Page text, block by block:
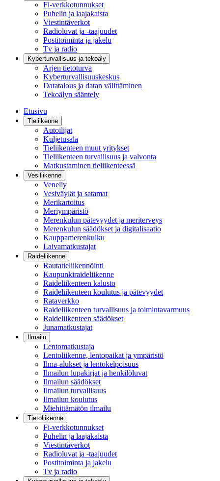
Fi-verkkotunnukset
Puhelin ja laajakaista
Viestintäverkot
Radioluvat ja -taajuudet
Postitoiminta ja jakelu
Tv ja radio
Kyberturvallisuus ja tekoäly
Arjen tietoturva
Kyberturvallisuuskeskus
Datatalous ja datan välittäminen
Tekoälyn sääntely
Etusivu
Tieliikenne
Autoilijat
Kuljetusala
Tieliikenteen muut yritykset
Tieliikenteen turvallisuus ja valvonta
Matkustaminen tieliikenteessä
Vesiliikenne
Veneily
Vesiväylät ja satamat
Merikartoitus
Meriympäristö
Merenkulun pätevyydet ja meriterveys
Merenkulun säädökset ja digitalisaatio
Kauppamerenkulku
Laivamatkustajat
Raideliikenne
Rautatieliikennöinti
Kaupunkiraideliikenne
Raideliikenteen kalusto
Raideliikenteen koulutus ja pätevyydet
Rataverkko
Raideliikenteen turvallisuus ja toimintavarmuus
Raideliikenteen säädökset
Junamatkustajat
Ilmailu
Lentomatkustaja
Lentoliikenne, lentopaikat ja ympäristö
Ilma-alukset ja lentokelpoisuus
Ilmailun lupakirjat ja henkilöluvat
Ilmailun säädökset
Ilmailun turvallisuus
Ilmailun koulutus
Miehittämätön ilmailu
Tietoliikenne
Fi-verkkotunnukset
Puhelin ja laajakaista
Viestintäverkot
Radioluvat ja -taajuudet
Postitoiminta ja jakelu
Tv ja radio